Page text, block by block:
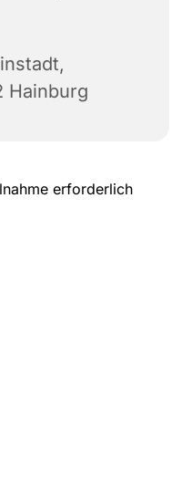
Hainburg
erforderlich